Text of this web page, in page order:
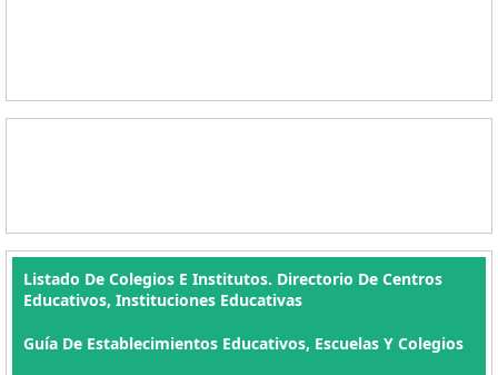
Listado De Colegios E Institutos. Directorio De Centros
Educativos, Instituciones Educativas
Guía De Establecimientos Educativos, Escuelas Y Colegios